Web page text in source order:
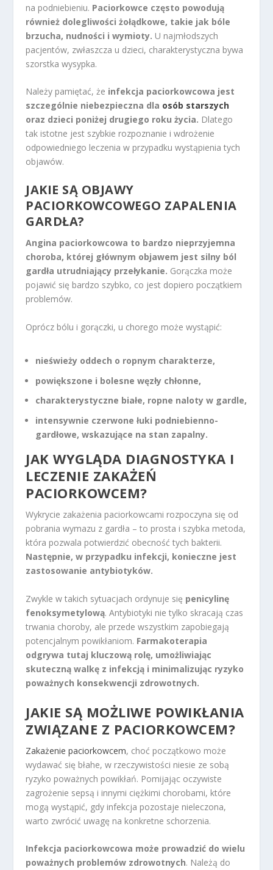
na podniebieniu. Paciorkowce często powodują
również dolegliwości żołądkowe, takie jak bóle
brzucha, nudności i wymioty. U najmłodszych
pacjentów, zwłaszcza u dzieci, charakterystyczna bywa
szorstka wysypka.
Należy pamiętać, że infekcja paciorkowcowa jest
szczególnie niebezpieczna dla osób starszych
oraz dzieci poniżej drugiego roku życia. Dlatego
tak istotne jest szybkie rozpoznanie i wdrożenie
odpowiedniego leczenia w przypadku wystąpienia tych
objawów.
JAKIE SĄ OBJAWY
PACIORKOWCOWEGO ZAPALENIA
GARDŁA?
Angina paciorkowcowa to bardzo nieprzyjemna
choroba, której głównym objawem jest silny ból
gardła utrudniający przełykanie. Gorączka może
pojawić się bardzo szybko, co jest dopiero początkiem
problemów.
Oprócz bólu i gorączki, u chorego może wystąpić:
nieświeży oddech o ropnym charakterze,
powiększone i bolesne węzły chłonne,
charakterystyczne białe, ropne naloty w gardle,
intensywnie czerwone łuki podniebienno-
gardłowe, wskazujące na stan zapalny.
JAK WYGLĄDA DIAGNOSTYKA I
LECZENIE ZAKAŻEŃ
PACIORKOWCEM?
Wykrycie zakażenia paciorkowcami rozpoczyna się od
pobrania wymazu z gardła – to prosta i szybka metoda,
która pozwala potwierdzić obecność tych bakterii.
Następnie, w przypadku infekcji, konieczne jest
zastosowanie antybiotyków.
Zwykle w takich sytuacjach ordynuje się penicylinę
fenoksymetylową. Antybiotyki nie tylko skracają czas
trwania choroby, ale przede wszystkim zapobiegają
potencjalnym powikłaniom. Farmakoterapia
odgrywa tutaj kluczową rolę, umożliwiając
skuteczną walkę z infekcją i minimalizując ryzyko
poważnych konsekwencji zdrowotnych.
JAKIE SĄ MOŻLIWE POWIKŁANIA
ZWIĄZANE Z PACIORKOWCEM?
Zakażenie paciorkowcem, choć początkowo może
wydawać się błahe, w rzeczywistości niesie ze sobą
ryzyko poważnych powikłań. Pomijając oczywiste
zagrożenie sepsą i innymi ciężkimi chorobami, które
mogą wystąpić, gdy infekcja pozostaje nieleczona,
warto zwrócić uwagę na konkretne schorzenia.
Infekcja paciorkowcowa może prowadzić do wielu
poważnych problemów zdrowotnych. Należą do